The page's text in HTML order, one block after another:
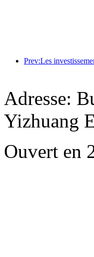
Adresse:
Yizhuang
Ouvert en